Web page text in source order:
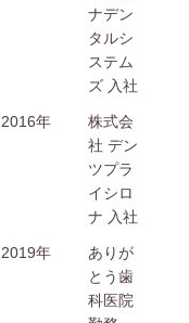
ナデン
タルシ
ステム
ズ 入社
2016年
株式会
社 デン
ツプラ
イシロ
ナ 入社
2019年
ありが
とう歯
科医院